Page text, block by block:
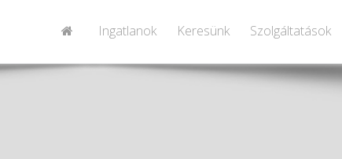
Ingatlanok Keresünk Szolgáltatások